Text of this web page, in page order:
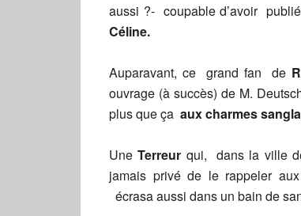
aussi ?- coupable d’avoir
Céline.
Auparavant, ce grand fan de
ouvrage (à succès) de M.
plus que ça aux charmes
UneTerreur qui, dans la ville
jamais privé de le rappeler
écrasa aussi dans un bain de